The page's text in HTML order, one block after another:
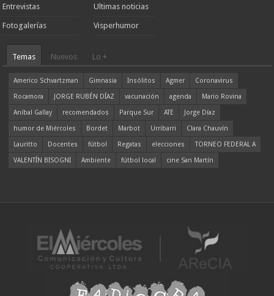
Entrevistas
Fotogalerías
Ultimas noticias
Visperhumor
Temas Nuevos Lo +
Americo Schvartzman Gimnasia Insólitos Agmer
Coronavirus
Rocamora
JORGE RUBÉN DÍAZ vacunación agenda
Mario Rovina
Aníbal Gallay
recomendados Parque Sur ATE
Jorge Díaz
humor de Miércoles
Bordet Marbot Urribarri
Clara Chauvín
Lauritto
Docentes fútbol Regatas elecciones
TORNEO FEDERAL A
VALENTÍN BISOGNI
Ambiente fútbol local cine San Martín